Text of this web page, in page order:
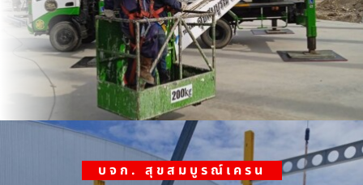
บจก. สุขสมบูรณ์เครน